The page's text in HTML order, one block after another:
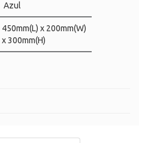
Azul
450mm(L) x 200mm(W)
x 300mm(H)